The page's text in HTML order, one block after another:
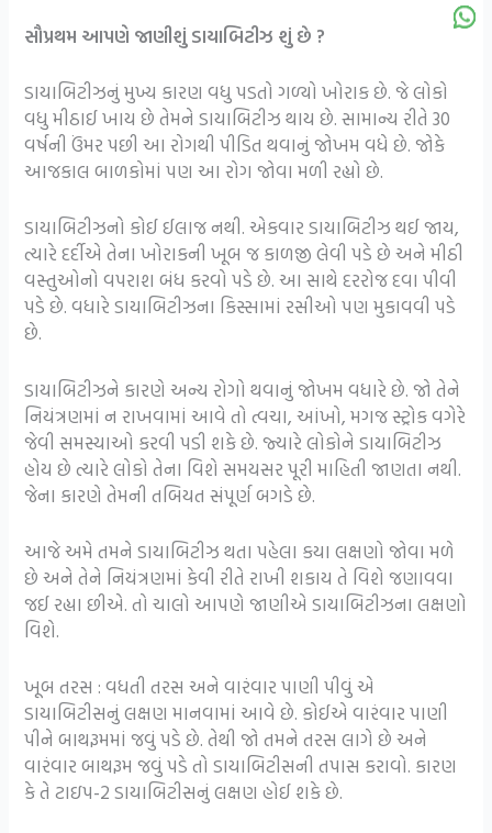
સૌપ્રથમ આપણે જાણીશું ડાયાબિટીઝ શું છે ?
ડાયાબિટીઝનું મુખ્ય કારણ વધુ પડતો ગળ્યો ખોરાક છે. જે લોકો
વધુ મીઠાઈ ખાય છે તેમને ડાયાબિટીઝ થાય છે. સામાન્ય રીતે 30
વર્ષની ઉંમર પછી આ રોગથી પીડિત થવાનું જોખમ વધે છે. જોકે
આજકાલ બાળકોમાં પણ આ રોગ જોવા મળી રહ્યો છે.
ડાયાબિટીઝનો કોઈ ઈલાજ નથી. એકવાર ડાયાબિટીઝ થઈ જાય,
ત્યારે દર્દીએ તેના ખોરાકની ખૂબ જ કાળજી લેવી પડે છે અને મીઠી
વસ્તુઓનો વપરાશ બંધ કરવો પડે છે. આ સાથે દરરોજ દવા પીવી
પડે છે. વધારે ડાયાબિટીઝના કિસ્સામાં રસીઓ પણ મુકાવવી પડે
છે.
ડાયાબિટીઝને કારણે અન્ય રોગો થવાનું જોખમ વધારે છે. જો તેને
નિયંત્રણમાં ન રાખવામાં આવે તો ત્વચા, આંખો, મગજ સ્ટ્રોક વગેરે
જેવી સમસ્યાઓ કરવી પડી શકે છે. જ્યારે લોકોને ડાયાબિટીઝ
હોય છે ત્યારે લોકો તેના વિશે સમયસર પૂરી માહિતી જાણતા નથી.
જેના કારણે તેમની તબિયત સંપૂર્ણ બગડે છે.
આજે અમે તમને ડાયાબિટીઝ થતા પહેલા કયા લક્ષણો જોવા મળે
છે અને તેને નિયંત્રણમાં કેવી રીતે રાખી શકાય તે વિશે જણાવવા
જઈ રહ્યા છીએ. તો ચાલો આપણે જાણીએ ડાયાબિટીઝના લક્ષણો
વિશે.
ખૂબ તરસ : વધતી તરસ અને વારંવાર પાણી પીવું એ
ડાયાબિટીસનું લક્ષણ માનવામાં આવે છે. કોઈએ વારંવાર પાણી
પીને બાથરૂમમાં જવું પડે છે. તેથી જો તમને તરસ લાગે છે અને
વારંવાર બાથરૂમ જવું પડે તો ડાયાબિટીસની તપાસ કરાવો. કારણ
કે તે ટાઇપ-2 ડાયાબિટીસનું લક્ષણ હોઈ શકે છે.